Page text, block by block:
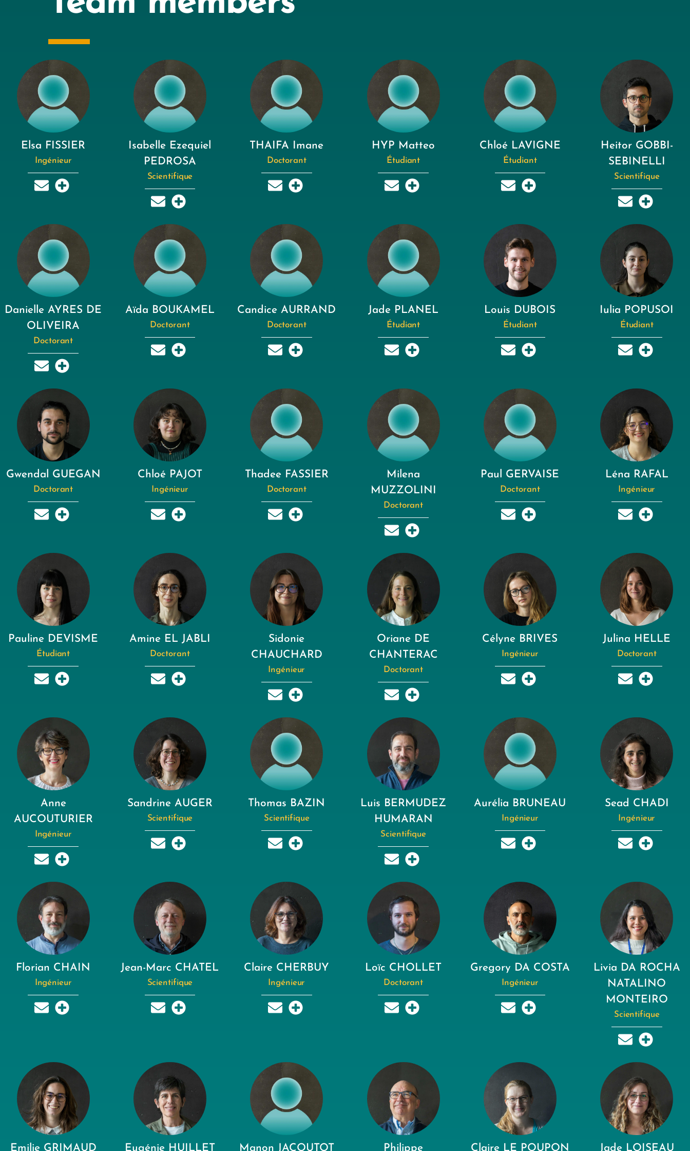
Elsa FISSIER
Ingénieur
Isabelle Ezequiel
PEDROSA
Scientifique
THAIFA Imane
Doctorant
HYP Matteo
Étudiant
Chloé LAVIGNE
Étudiant
Heitor GOBBI-
SEBINELLI
Scientifique
Danielle AYRES DE
OLIVEIRA
Doctorant
Aïda BOUKAMEL
Doctorant
Candice AURRAND
Doctorant
Jade PLANEL
Étudiant
Louis DUBOIS
Étudiant
Iulia POPUSOI
Étudiant
Gwendal GUEGAN
Doctorant
Chloé PAJOT
Ingénieur
Thadee FASSIER
Doctorant
Milena
MUZZOLINI
Doctorant
Paul GERVAISE
Doctorant
Léna RAFAL
Ingénieur
Pauline DEVISME
Étudiant
Amine EL JABLI
Doctorant
Sidonie
CHAUCHARD
Ingénieur
Oriane DE
CHANTERAC
Doctorant
Célyne BRIVES
Ingénieur
Julina HELLE
Doctorant
Anne
AUCOUTURIER
Ingénieur
Sandrine AUGER
Scientifique
Thomas BAZIN
Scientifique
Luis BERMUDEZ
HUMARAN
Scientifique
Aurélia BRUNEAU
Ingénieur
Sead CHADI
Ingénieur
Florian CHAIN
Ingénieur
Jean-Marc CHATEL
Scientifique
Claire CHERBUY
Ingénieur
Loïc CHOLLET
Doctorant
Gregory DA COSTA
Ingénieur
Livia DA ROCHA
NATALINO
MONTEIRO
Scientifique
Emilie GRIMAUD Eugénie HUILLET Manon JACOUTOT Philippe Claire LE POUPON Jade LOISEAU